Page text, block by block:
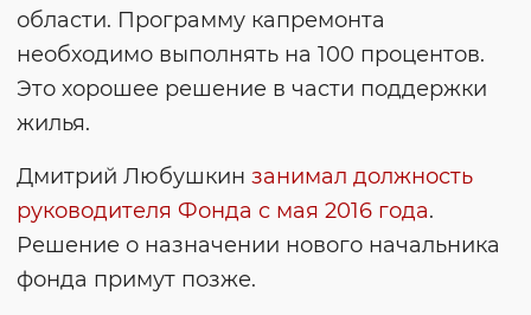
области. Программу капремонта
необходимо выполнять на 100 процентов.
Это хорошее решение в части поддержки
жилья.
Дмитрий Любушкин занимал должность
руководителя Фонда с мая 2016 года.
Решение о назначении нового начальника
фонда примут позже.